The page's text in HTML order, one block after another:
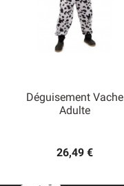
Déguisement Vache
Adulte
26,49 €